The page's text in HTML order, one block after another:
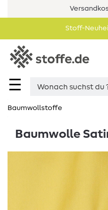
Stoff-
☰
Baumwollstoffe
Baumwolle